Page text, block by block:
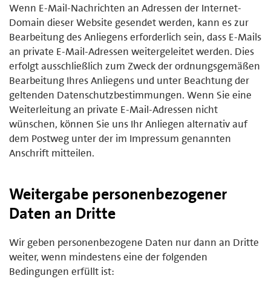
Wenn E-Mail-Nachrichten an Adressen der Internet-
Domain dieser Website gesendet werden, kann es zur
Bearbeitung des Anliegens erforderlich sein, dass E-Mails
an private E-Mail-Adressen weitergeleitet werden. Dies
erfolgt ausschließlich zum Zweck der ordnungsgemäßen
Bearbeitung Ihres Anliegens und unter Beachtung der
geltenden Datenschutzbestimmungen. Wenn Sie eine
Weiterleitung an private E-Mail-Adressen nicht
wünschen, können Sie uns Ihr Anliegen alternativ auf
dem Postweg unter der im Impressum genannten
Anschrift mitteilen.
Weitergabe personenbezogener
Daten an Dritte
Wir geben personenbezogene Daten nur dann an Dritte
weiter, wenn mindestens eine der folgenden
Bedingungen erfüllt ist: